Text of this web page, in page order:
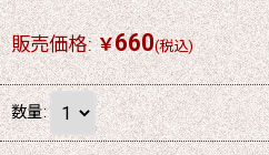
販売価格: ￥660(税込)
数量: